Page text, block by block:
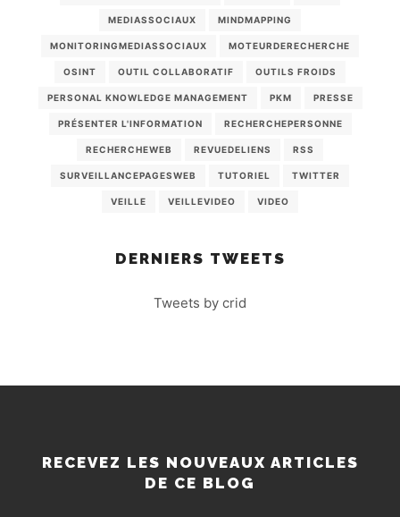
MEDIASSOCIAUX MINDMAPPING
MONITORINGMEDIASSOCIAUX MOTEURDERECHERCHE
OSINT OUTIL COLLABORATIF OUTILS FROIDS
PERSONAL KNOWLEDGE MANAGEMENT PKM PRESSE
PRÉSENTER L'INFORMATION RECHERCHEPERSONNE
RECHERCHEWEB REVUEDELIENS RSS
SURVEILLANCEPAGESWEB TUTORIEL TWITTER
VEILLE VEILLEVIDEO VIDEO
DERNIERS TWEETS
Tweets by crid
RECEVEZ LES NOUVEAUX ARTICLES
DE CE BLOG